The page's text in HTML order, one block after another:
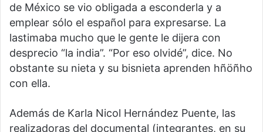
de México se vio obligada a esconderla y a
emplear sólo el español para expresarse. La
lastimaba mucho que le gente le dijera con
desprecio “la india”. “Por eso olvidé”, dice. No
obstante su nieta y su bisnieta aprenden hñöñho
con ella.
Además de Karla Nicol Hernández Puente, las
realizadoras del documental (integrantes, en su